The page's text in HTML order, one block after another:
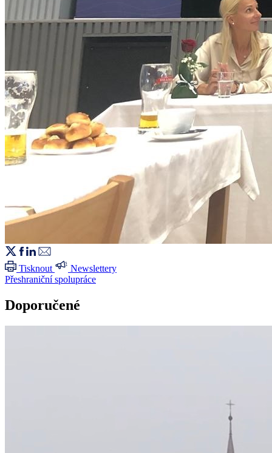
Tisknout
Newslettery
Přeshraniční spolupráce
Doporučené